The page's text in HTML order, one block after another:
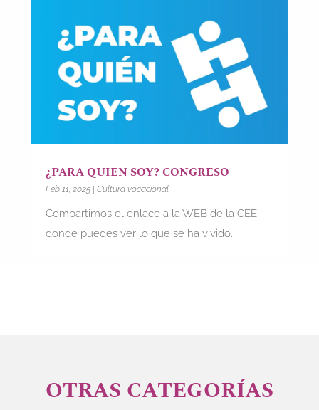
¿PARA QUIEN SOY? CONGRESO
Feb 11, 2025| Cultura vocacional
Compartimos el enlace a la WEB de la CEE
donde puedes ver lo que se ha vivido...
OTRAS CATEGORÍAS